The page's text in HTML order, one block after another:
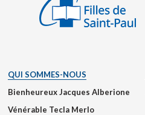
QUI SOMMES-NOUS
Bienheureux Jacques Alberione
Vénérable Tecla Merlo